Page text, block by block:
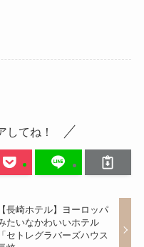
してね！
【長崎ホテル】ヨーロッパ
たいなかわいいホテル
「セトレグラバーズハウス